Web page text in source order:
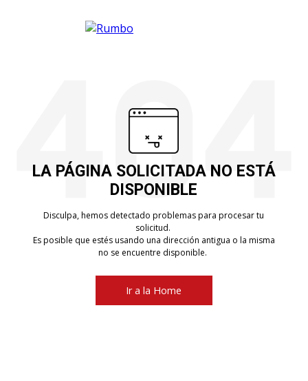
LA PÁGINA SOLICITADA NO ESTÁ
DISPONIBLE
Disculpa, hemos detectado problemas para procesar tu
solicitud.
Es posible que estés usando una dirección antigua o la misma
no se encuentre disponible.
Ir a la Home